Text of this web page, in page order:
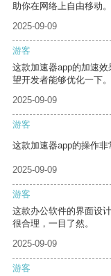
助你在网络上自由移动。
2025-09-09
游客
这款加速器app的加速
望开发者能够优化一下。
2025-09-09
游客
这款加速器app的操作非
2025-09-09
游客
这款办公软件的界面设
很合理，一目了然。
2025-09-09
游客